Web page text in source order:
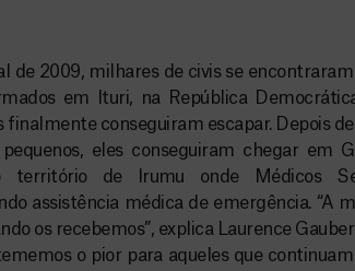
de 2009, milhares de civis se
em Ituri, na República
finalmente conseguiram escapar. Depois
eles conseguiram chegar em
território de Irumu onde Médicos
assistência médica de emergência. “A
os recebemos”, explica Laurence
o pior para aqueles que